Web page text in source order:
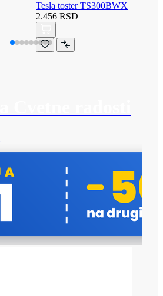
Tesla toster TS300BWX
2.456 RSD